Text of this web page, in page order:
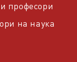
професори
на наука